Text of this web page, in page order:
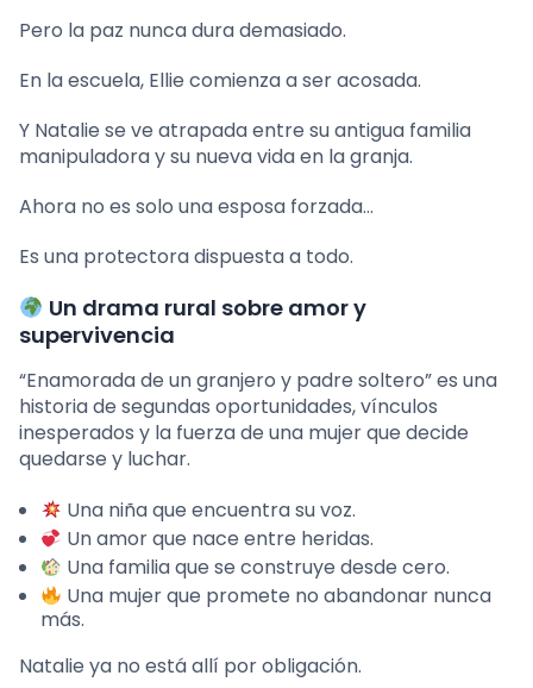
Pero la paz nunca dura demasiado.
En la escuela, Ellie comienza a ser acosada.
Y Natalie se ve atrapada entre su antigua familia
manipuladora y su nueva vida en la granja.
Ahora no es solo una esposa forzada…
Es una protectora dispuesta a todo.
Un drama rural sobre amor y
supervivencia
“Enamorada de un granjero y padre soltero” es una
historia de segundas oportunidades, vínculos
inesperados y la fuerza de una mujer que decide
quedarse y luchar.
Una niña que encuentra su voz.
Un amor que nace entre heridas.
Una familia que se construye desde cero.
Una mujer que promete no abandonar nunca
más.
Natalie ya no está allí por obligación.